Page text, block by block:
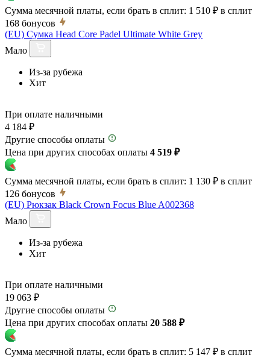
Сумма месячной платы, если брать в сплит: 1 510 ₽ в сплит
168 бонусов
(EU) Сумка Head Core Padel Ultimate White Grey
Мало
Из-за рубежа
Хит
При оплате наличными
4 184 ₽
Другие способы оплаты
Цена при других способах оплаты 4 519 ₽
Сумма месячной платы, если брать в сплит: 1 130 ₽ в сплит
126 бонусов
(EU) Рюкзак Black Crown Focus Blue A002368
Мало
Из-за рубежа
Хит
При оплате наличными
19 063 ₽
Другие способы оплаты
Цена при других способах оплаты 20 588 ₽
Сумма месячной платы, если брать в сплит: 5 147 ₽ в сплит